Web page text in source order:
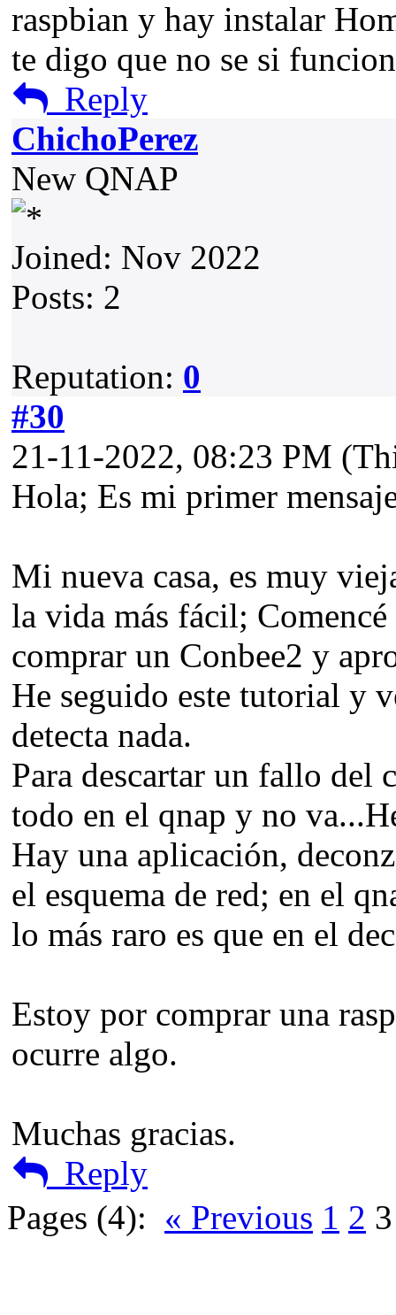
raspbian y hay instalar
te digo que no se si
Reply
ChichoPerez
New QNAP
Joined: Nov 2022
Posts: 2
Reputation: 0
#30
21-11-2022, 08:23 PM
Hola; Es mi primer
Mi nueva casa, es muy
la vida más fácil;
comprar un Conbee2 y
He seguido este tutorial y
detecta nada.
Para descartar un fallo del
todo en el qnap y no
Hay una aplicación,
el esquema de red; en el
lo más raro es que en el
Estoy por comprar una
ocurre algo.
Muchas gracias.
Reply
Pages (4): « Previous 1 2 3